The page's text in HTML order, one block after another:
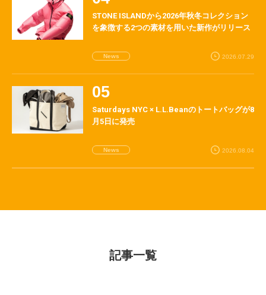
STONE ISLANDから2026年秋冬コレクション
を象徴する2つの素材を用いた新作がリリース
News 2026.07.29
Saturdays NYC × L.L.Beanのトートバッグが8
月5日に発売
News 2026.08.04
記事一覧